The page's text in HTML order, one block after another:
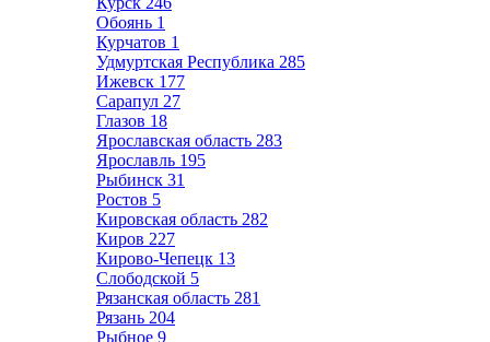
Обоянь 1
Курчатов 1
Удмуртская Республика 285
Ижевск 177
Сарапул 27
Глазов 18
Ярославская область 283
Ярославль 195
Рыбинск 31
Ростов 5
Кировская область 282
Киров 227
Кирово-Чепецк 13
Слободской 5
Рязанская область 281
Рязань 204
Рыбное 9